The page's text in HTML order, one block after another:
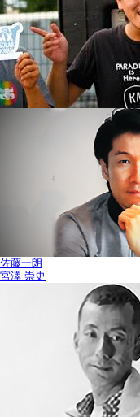
佐藤一朗
宮澤 崇史